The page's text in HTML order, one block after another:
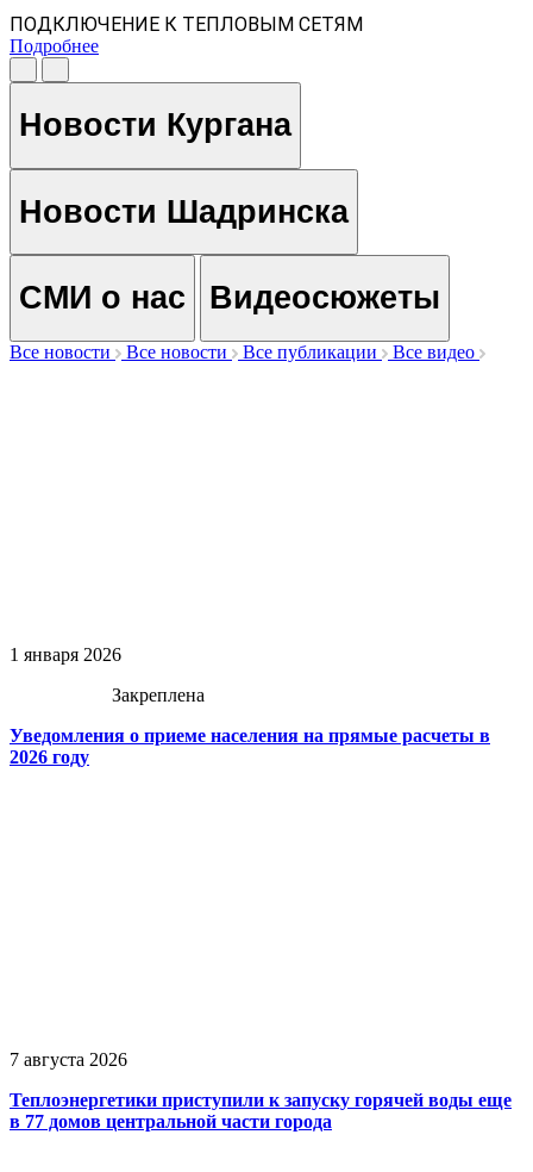
ПОДКЛЮЧЕНИЕ К ТЕПЛОВЫМ СЕТЯМ
Подробнее
Новости Кургана
Новости Шадринска
СМИ о нас Видеосюжеты
Все новости Все новости Все публикации Все видео
1 января 2026
Закреплена
Уведомления о приеме населения на прямые расчеты в
2026 году
7 августа 2026
Теплоэнергетики приступили к запуску горячей воды еще
в 77 домов центральной части города